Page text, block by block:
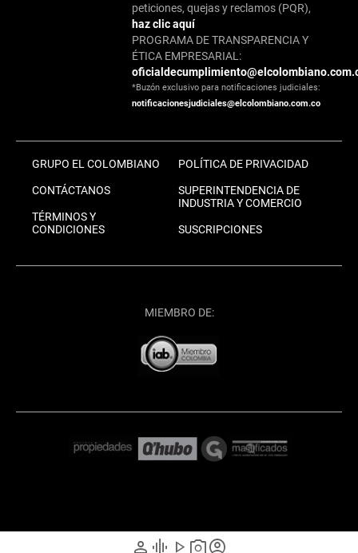
person graphic_eq play_arrow photo_cameraaccount_circle
peticiones, quejas y reclamos (PQR),
haz clic aquí
PROGRAMA DE TRANSPARENCIA Y
ÉTICA EMPRESARIAL:
*Buzón exclusivo para notificaciones judiciales:
notificacionesjudiciales@elcolombiano.com.co
GRUPO EL COLOMBIANO
CONTÁCTANOS
TÉRMINOS Y
CONDICIONES
POLÍTICA DE PRIVACIDAD
SUPERINTENDENCIA DE
INDUSTRIA Y COMERCIO
SUSCRIPCIONES
MIEMBRO DE: